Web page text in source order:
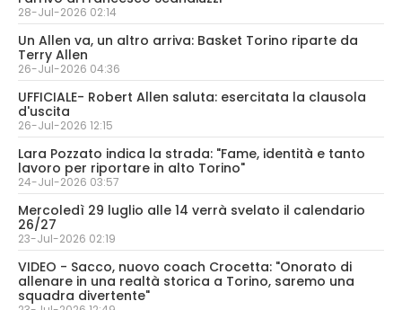
28-Jul-2026 02:14
Un Allen va, un altro arriva: Basket Torino riparte da
Terry Allen
26-Jul-2026 04:36
UFFICIALE- Robert Allen saluta: esercitata la clausola
d'uscita
26-Jul-2026 12:15
Lara Pozzato indica la strada: "Fame, identità e tanto
lavoro per riportare in alto Torino"
24-Jul-2026 03:57
Mercoledì 29 luglio alle 14 verrà svelato il calendario
26/27
23-Jul-2026 02:19
VIDEO - Sacco, nuovo coach Crocetta: "Onorato di
allenare in una realtà storica a Torino, saremo una
squadra divertente"